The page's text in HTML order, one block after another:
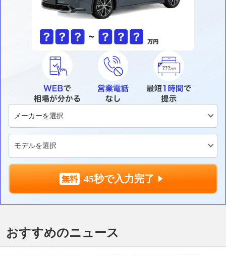
45秒で入力完了
おすすめのニュース